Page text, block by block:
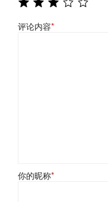
评论内容*
你的昵称*